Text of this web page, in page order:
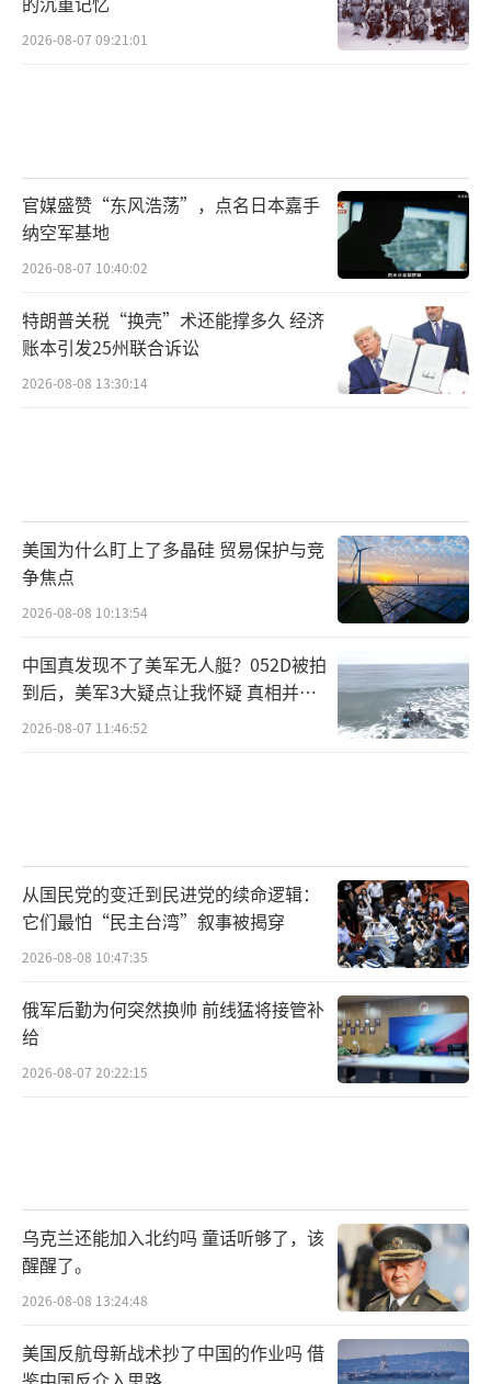
2026-08-07 09:21:01
官媒盛赞“东风浩荡”，点名日本嘉手
纳空军基地
2026-08-07 10:40:02
特朗普关税“换壳”术还能撑多久 经济
账本引发25州联合诉讼
2026-08-08 13:30:14
美国为什么盯上了多晶硅 贸易保护与竞
争焦点
2026-08-08 10:13:54
中国真发现不了美军无人艇？052D被拍
到后，美军3大疑点让我怀疑 真相并非
如此
2026-08-07 11:46:52
从国民党的变迁到民进党的续命逻辑：
它们最怕“民主台湾”叙事被揭穿
2026-08-08 10:47:35
俄军后勤为何突然换帅 前线猛将接管补
给
2026-08-07 20:22:15
乌克兰还能加入北约吗 童话听够了，该
醒醒了。
2026-08-08 13:24:48
美国反航母新战术抄了中国的作业吗 借